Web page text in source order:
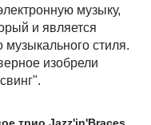
музыку,
и является
стиля.
изобрели